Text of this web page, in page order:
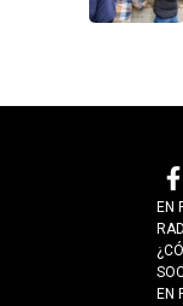
EN
EN